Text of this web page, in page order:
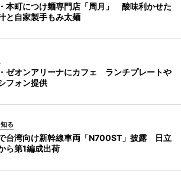
本町につけ麺専門店「周月」 酸味利かせた
と自家製手もみ太麺
ゼオンアリーナにカフェ ランチプレートや
フォン提供
る
台湾向け新幹線車両「N700ST」披露 日立
ら第1編成出荷